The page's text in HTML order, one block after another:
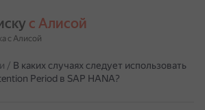
с Алисой
с Алисой
/ В каких случаях следует использовать
Period в SAP HANA?